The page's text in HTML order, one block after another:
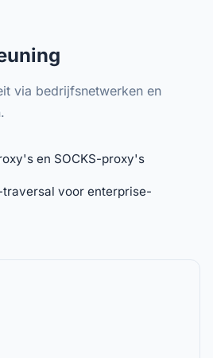
via bedrijfsnetwerken en
en SOCKS-proxy's
voor enterprise-